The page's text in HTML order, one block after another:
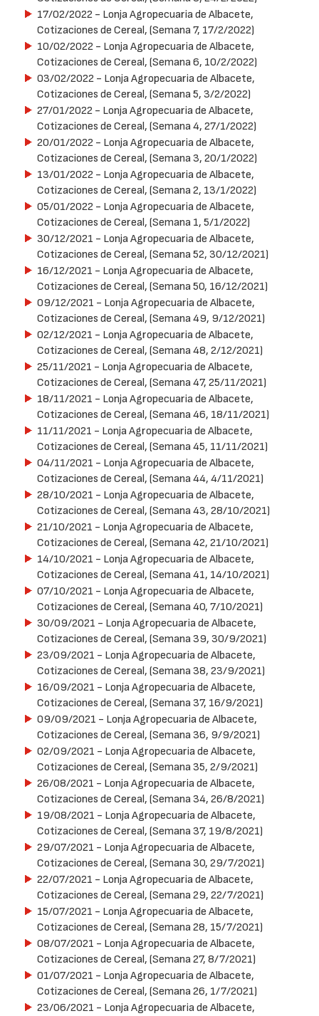
17/02/2022 - Lonja Agropecuaria de Albacete,
Cotizaciones de Cereal, (Semana 7, 17/2/2022)
10/02/2022 - Lonja Agropecuaria de Albacete,
Cotizaciones de Cereal, (Semana 6, 10/2/2022)
03/02/2022 - Lonja Agropecuaria de Albacete,
Cotizaciones de Cereal, (Semana 5, 3/2/2022)
27/01/2022 - Lonja Agropecuaria de Albacete,
Cotizaciones de Cereal, (Semana 4, 27/1/2022)
20/01/2022 - Lonja Agropecuaria de Albacete,
Cotizaciones de Cereal, (Semana 3, 20/1/2022)
13/01/2022 - Lonja Agropecuaria de Albacete,
Cotizaciones de Cereal, (Semana 2, 13/1/2022)
05/01/2022 - Lonja Agropecuaria de Albacete,
Cotizaciones de Cereal, (Semana 1, 5/1/2022)
30/12/2021 - Lonja Agropecuaria de Albacete,
Cotizaciones de Cereal, (Semana 52, 30/12/2021)
16/12/2021 - Lonja Agropecuaria de Albacete,
Cotizaciones de Cereal, (Semana 50, 16/12/2021)
09/12/2021 - Lonja Agropecuaria de Albacete,
Cotizaciones de Cereal, (Semana 49, 9/12/2021)
02/12/2021 - Lonja Agropecuaria de Albacete,
Cotizaciones de Cereal, (Semana 48, 2/12/2021)
25/11/2021 - Lonja Agropecuaria de Albacete,
Cotizaciones de Cereal, (Semana 47, 25/11/2021)
18/11/2021 - Lonja Agropecuaria de Albacete,
Cotizaciones de Cereal, (Semana 46, 18/11/2021)
11/11/2021 - Lonja Agropecuaria de Albacete,
Cotizaciones de Cereal, (Semana 45, 11/11/2021)
04/11/2021 - Lonja Agropecuaria de Albacete,
Cotizaciones de Cereal, (Semana 44, 4/11/2021)
28/10/2021 - Lonja Agropecuaria de Albacete,
Cotizaciones de Cereal, (Semana 43, 28/10/2021)
21/10/2021 - Lonja Agropecuaria de Albacete,
Cotizaciones de Cereal, (Semana 42, 21/10/2021)
14/10/2021 - Lonja Agropecuaria de Albacete,
Cotizaciones de Cereal, (Semana 41, 14/10/2021)
07/10/2021 - Lonja Agropecuaria de Albacete,
Cotizaciones de Cereal, (Semana 40, 7/10/2021)
30/09/2021 - Lonja Agropecuaria de Albacete,
Cotizaciones de Cereal, (Semana 39, 30/9/2021)
23/09/2021 - Lonja Agropecuaria de Albacete,
Cotizaciones de Cereal, (Semana 38, 23/9/2021)
16/09/2021 - Lonja Agropecuaria de Albacete,
Cotizaciones de Cereal, (Semana 37, 16/9/2021)
09/09/2021 - Lonja Agropecuaria de Albacete,
Cotizaciones de Cereal, (Semana 36, 9/9/2021)
02/09/2021 - Lonja Agropecuaria de Albacete,
Cotizaciones de Cereal, (Semana 35, 2/9/2021)
26/08/2021 - Lonja Agropecuaria de Albacete,
Cotizaciones de Cereal, (Semana 34, 26/8/2021)
19/08/2021 - Lonja Agropecuaria de Albacete,
Cotizaciones de Cereal, (Semana 37, 19/8/2021)
29/07/2021 - Lonja Agropecuaria de Albacete,
Cotizaciones de Cereal, (Semana 30, 29/7/2021)
22/07/2021 - Lonja Agropecuaria de Albacete,
Cotizaciones de Cereal, (Semana 29, 22/7/2021)
15/07/2021 - Lonja Agropecuaria de Albacete,
Cotizaciones de Cereal, (Semana 28, 15/7/2021)
08/07/2021 - Lonja Agropecuaria de Albacete,
Cotizaciones de Cereal, (Semana 27, 8/7/2021)
01/07/2021 - Lonja Agropecuaria de Albacete,
Cotizaciones de Cereal, (Semana 26, 1/7/2021)
23/06/2021 - Lonja Agropecuaria de Albacete,